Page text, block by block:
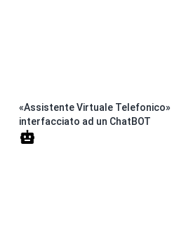
«Assistente Virtuale Telefonico»
interfacciato ad un ChatBOT